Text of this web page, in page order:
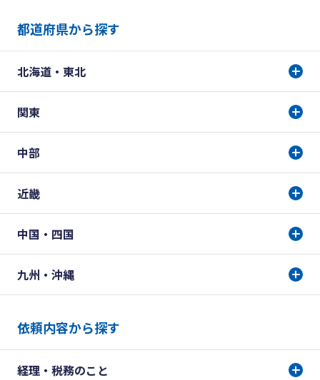
都道府県から探す
北海道・東北
関東
中部
近畿
中国・四国
九州・沖縄
依頼内容から探す
経理・税務のこと